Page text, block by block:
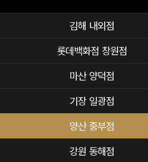
김해 내외점
롯데백화점 창원점
마산 양덕점
기장 일광점
양산 중부점
강원 동해점